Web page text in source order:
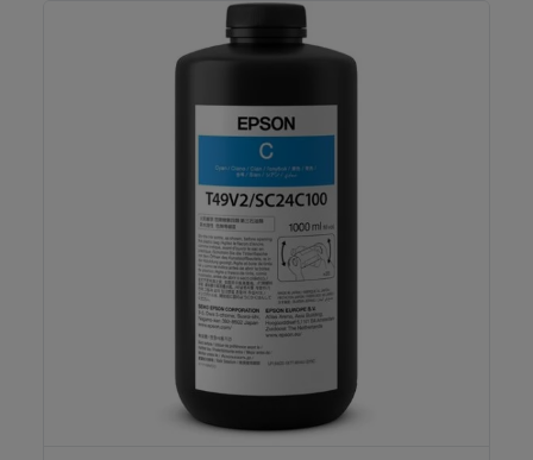
T49V2 Cyan UltraChrome UV V-7000